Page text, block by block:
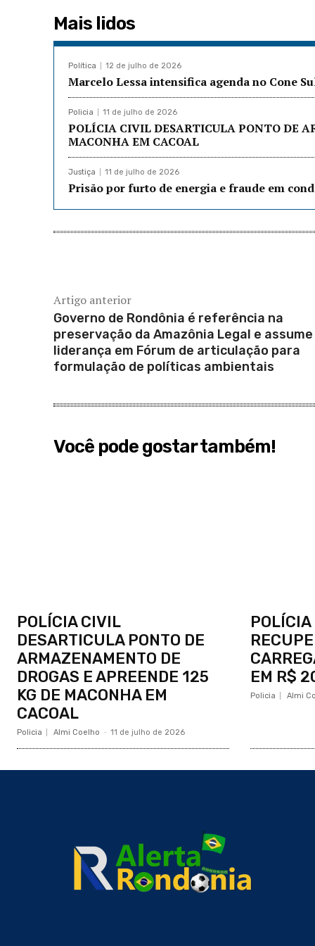
Mais lidos
Política 12 de julho de 2026
Marcelo Lessa intensifica agenda no Cone
Policia 11 de julho de 2026
POLÍCIA CIVIL DESARTICULA PONTO DE
MACONHA EM CACOAL
Justiça 11 de julho de 2026
Prisão por furto de energia e fraude em
Artigo anterior
Governo de Rondônia é referência na
preservação da Amazônia Legal e assume
liderança em Fórum de articulação para
formulação de políticas ambientais
Você pode gostar também!
POLÍCIA CIVIL
DESARTICULA PONTO DE
ARMAZENAMENTO DE
DROGAS E APREENDE 125
KG DE MACONHA EM
CACOAL
Policia Almi Coelho - 11 de julho de 2026
POLÍCIA
EM R$
Policia Almi